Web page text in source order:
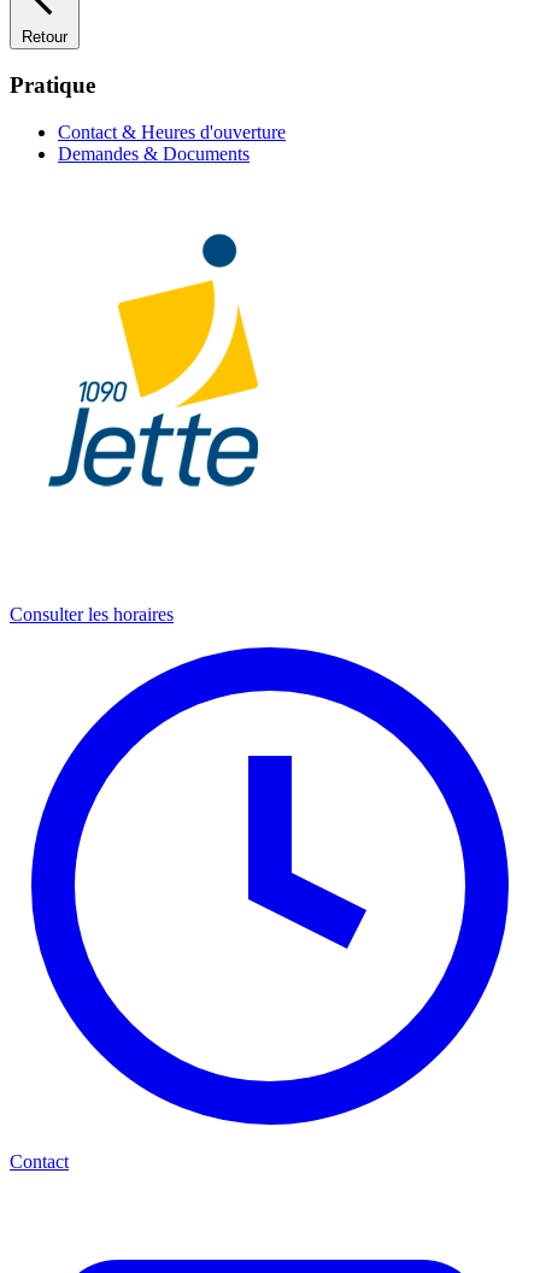
Retour
Pratique
Contact & Heures d'ouverture
Demandes & Documents
Consulter les horaires
Contact